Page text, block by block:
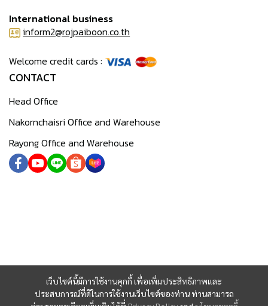
เว็บไซต์นี้มีการใช้งานคุกกี้ เพื่อเพิ่มประสิทธิภาพและ
ประสบการณ์ที่ดีในการใช้งานเว็บไซต์ของท่าน ท่านสามารถ
International business
inform2@rojpaiboon.co.th
Welcome credit cards :
CONTACT
Head Office
Nakornchaisri Office and Warehouse
Rayong Office and Warehouse